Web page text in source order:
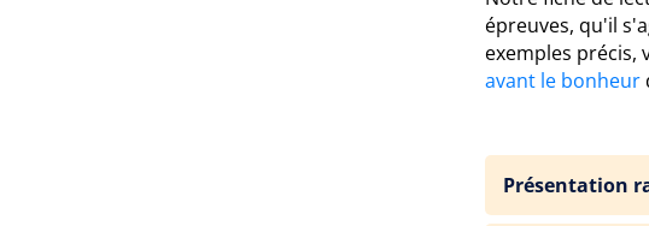
épreuves, qu'il
exemples précis,
avant le bonheur
Présentation